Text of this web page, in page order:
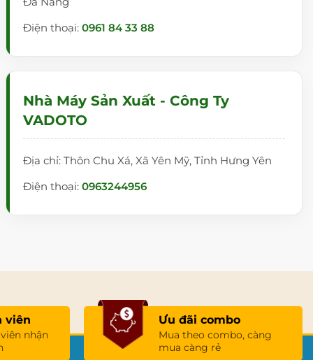
Điện thoại:0961 84 33 88
Nhà Máy Sản Xuất - Công Ty
VADOTO
Địa chỉ: Thôn Chu Xá, Xã Yên Mỹ, Tỉnh Hưng Yên
Điện thoại:0963244956
viên
nhận
Ưu đãi combo
Mua theo combo, càng
mua càng rẻ